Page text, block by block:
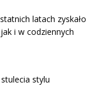
latach zyskało
i w codziennych
stylu